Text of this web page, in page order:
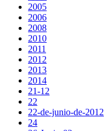
2005
2006
2008
2010
2011
2012
2013
2014
21-12
22
22-de-junio-de-2012
24